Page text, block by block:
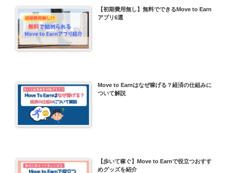
【初期費用無し】無料でできるMove to Earn
アプリ6選
Move to Earnはなぜ稼げる？経済の仕組みに
ついて解説
【歩いて稼ぐ】Move to Earnで役立つおすす
めグッズを紹介